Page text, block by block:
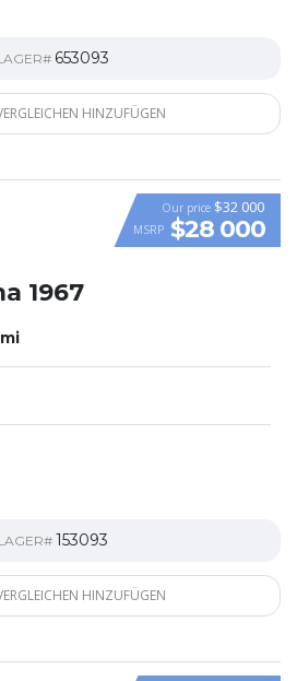
653093
HINZUFÜGEN
Our price $32 000
MSRP $28 000
1967
153093
HINZUFÜGEN